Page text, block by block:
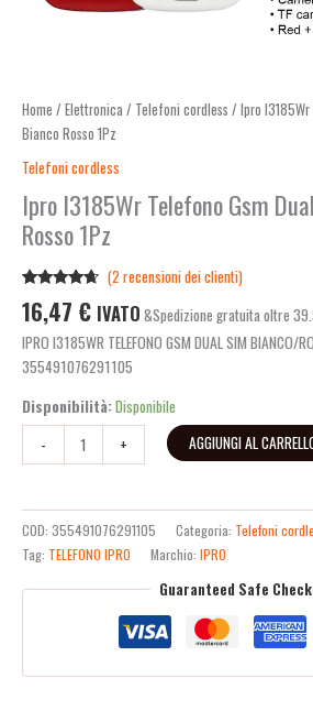
Home / Elettronica / Telefoni cordless / Ipro I3185Wr
Bianco Rosso 1Pz
Telefoni cordless
Ipro I3185Wr Telefono Gsm
Rosso 1Pz
4.50 su 5
su base
di
(2 recensioni dei clienti)
16,47 € IVATO &Spedizione gratuita oltre
IPRO I3185WR TELEFONO GSM DUAL SIM BIANCO/
355491076291105
Disponibilità:Disponibile
-
+ AGGIUNGI AL
COD: 355491076291105 Categoria: Telefoni
Tag: TELEFONO IPRO Marchio: IPRO
Guaranteed Safe